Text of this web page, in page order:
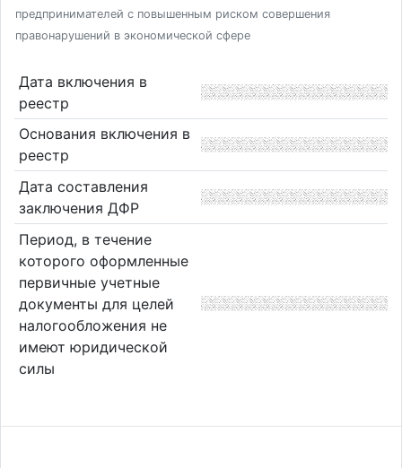
предпринимателей с повышенным риском совершения
правонарушений в экономической сфере
Дата включения в
реестр
Основания включения в
реестр
Дата составления
заключения ДФР
Период, в течение
которого оформленные
первичные учетные
документы для целей
налогообложения не
имеют юридической
силы